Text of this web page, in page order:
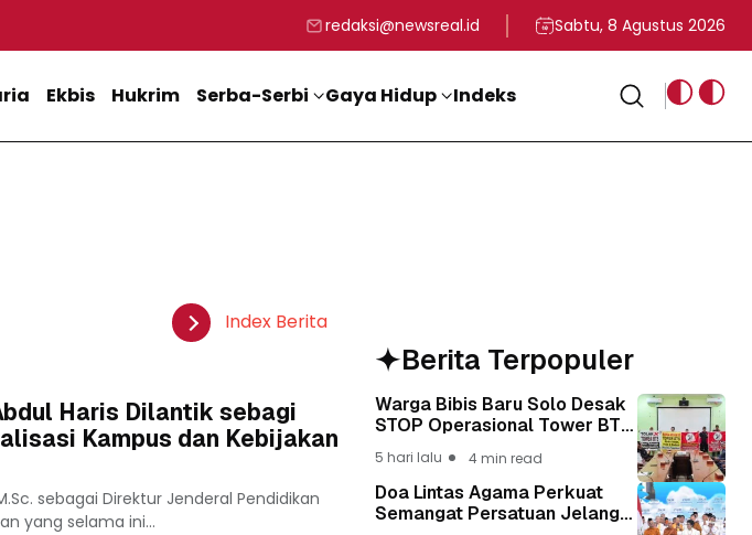
Warga Lebih Berharga
Semangat Persatuan Jelang HUT ke-81 Kemerdekaan RI
Dukung MBG, Kadin Apresiasi Kepemimpinan Presiden Prabowo yang
Staf Khusus Menag RI
redaksi@newsreal.id Sabtu, 8 Agustus 2026
Ekbis Hukrim Serba-Serbi Gaya Hidup Indeks
Index Berita
Haris Dilantik sebagi
Kampus dan Kebijakan
sebagai Direktur Jenderal Pendidikan
yang selama ini...
Berita Terpopuler
Warga Bibis Baru Solo Desak
STOP Operasional Tower BTS,
Keselamatan Warga Lebih
Berharga
5 hari lalu 4 min read
Doa Lintas Agama Perkuat
Semangat Persatuan Jelang